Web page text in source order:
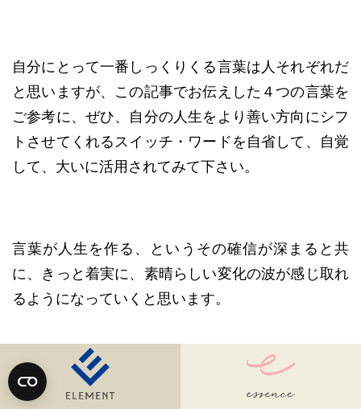
自分にとって一番しっくりくる言葉は人それぞれだ
と思いますが、この記事でお伝えした４つの言葉を
ご参考に、ぜひ、自分の人生をより善い方向にシフ
トさせてくれるスイッチ・ワードを自省して、自覚
して、大いに活用されてみて下さい。
言葉が人生を作る、というその確信が深まると共
に、きっと着実に、素晴らしい変化の波が感じ取れ
るようになっていくと思います。
――――